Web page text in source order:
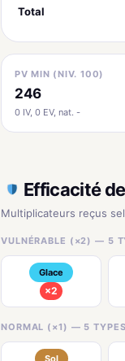
Total
PV MIN (NIV. 100)
246
0 IV, 0 EV, nat. -
Efficacité
Multiplicateurs reçus
VULNÉRABLE (×2) — 5
Glace
×2
NORMAL (×1) — 5 TYPES
Sol